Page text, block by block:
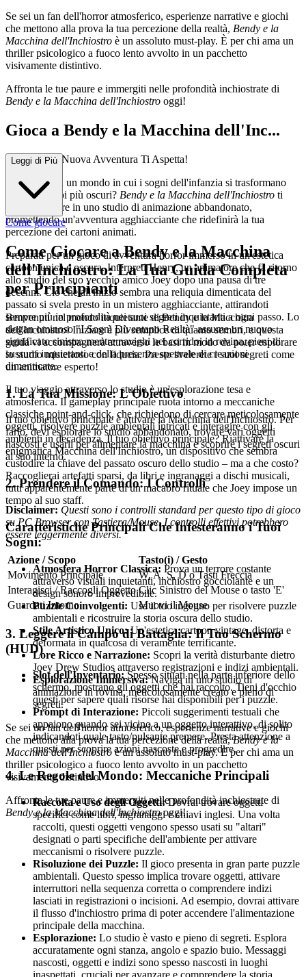
Se sei un fan dell'horror atmosferico, esperienze narrative e giochi
che mettono alla prova la tua percezione della realtà, Bendy e la
Macchina dell'Inchiostro è un assoluto must-play. È per chi ama un
thriller psicologico a fuoco lento avvolto in un pacchetto
visivamente distintivo.
Affronta le tue paure e immergiti nelle profondità inchiostrate di
Bendy e la Macchina dell'Inchiostro oggi!
Gioca a Bendy e la Macchina dell'Inc...
hiostro: Una Nuova Avventura Ti Aspetta!
Osi entrare in un mondo in cui i sogni dell'infanzia si trasformano
nei tuoi incubi più oscuri? Bendy e la Macchina dell'Inchiostro ti
invita a tornare in uno studio di animazione abbandonato,
promettendo un'avventura agghiacciante che ridefinirà la tua
percezione dei cartoni animati.
Preparati per un gioco di avventura horror immerso in un'estetica
cartoon unica e oscura. Interpreti Henry, un animatore che fa ritorno
allo studio del suo vecchio amico Joey dopo una pausa di tre
decenni. Ciò che all'inizio sembra una reliquia dimenticata del
passato si svela presto in un mistero agghiacciante, attirandoti
sempre più in profondità nei suoi segreti inquietanti a ogni passo. Lo
slogan ominoso "I Sogni Diventano Realtà" assume un nuovo
significato sinistro mentre navighi nei corridoi in rovina, pieni di
sussurri inquietanti e della presenza spettrale di creazioni
dimenticate.
Il tuo viaggio attraverso lo studio è un'esplorazione tesa e
atmosferica. Il gameplay principale ruota intorno a meccaniche
classiche point-and-click, che richiedono di cercare meticolosamente
oggetti, risolvere puzzle ambientali intricati e interagire con gli
ambienti in decadenza. Il tuo obiettivo principale? Riattivare la
enigmatica Macchina dell'Inchiostro, un dispositivo che sembra
custodire la chiave del passato oscuro dello studio – ma a che costo?
Raccoglierai artefatti sparsi, da libri e ingranaggi a dischi musicali,
tutti apparentemente parte di un macabro rituale che Joey impose un
tempo al suo staff.
Caratteristiche Principali Che Infesteranno i Tuoi
Sogni:
Atmosfera Horror Classica: Prova un terrore costante
attraverso visuali inquietanti, inchiostro gocciolante e un
design sonoro imprevedibile.
Puzzle Coinvolgenti: Usa il tuo ingegno per risolvere puzzle
ambientali e ricostruire la storia oscura dello studio.
Stile Artistico Unico:Un'estetica cartoon vintage, distorta e
deformata in qualcosa di veramente terrificante.
Lore Ricco e Narrazione: Scopri la verità disturbante dietro
Joey Drew Studios attraverso registrazioni e indizi ambientali.
Esplorazione Immersiva:Naviga in uno studio di
animazione in rovina, meticolosamente creato e pieno di
segreti.
Se sei un fan dell'horror atmosferico, esperienze narrative e giochi
che mettono alla prova la tua percezione della realtà,Bendy e la
Macchina dell'Inchiostroè un assoluto must-play. È per chi ama un
thriller psicologico a fuoco lento avvolto in un pacchetto
visivamente distintivo.
Affronta le tue paure e immergiti nelle profondità inchiostrate di
Bendy e la Macchina dell'Inchiostrooggi!
Leggi di Più
Come giocare
Come Giocare a Bendy e la Macchina
dell'Inchiostro: La Tua Guida Completa
per Principianti
Benvenuti nel mondo inquietante di Bendy e la Macchina
dell'Inchiostro! Iniziare è più semplice di quanto sembri, e questa
guida vi accompagnerà attraverso le basi in modo da poter esplorare
lo studio misterioso con fiducia. Presto svelerete i suoi segreti come
un animatore esperto!
1. La Tua Missione: L'Obiettivo
Il tuo obiettivo principale è attivare la Macchina dell'Inchiostro. Per
farlo, devi esplorare lo studio abbandonato, trovare vari oggetti
nascosti e usarli per alimentare la macchina e scoprire i segreti oscuri
al suo interno.
2. Prendere il Comando: I Controlli
Disclaimer: Questi sono i controlli standard per questo tipo di gioco
su PC Browser con Tastiera/Mouse. I controlli effettivi potrebbero
essere leggermente diversi.
Azione / Scopo
Tasto(i) / Gesto
Movimento Principale
W, A, S, D o Tasti Freccia
Interagisci / Raccogli Oggetto Clic Sinistro del Mouse o tasto 'E'
Guardati Intorno
Muovi il Mouse
3. Leggere il Campo di Battaglia: Il Tuo Schermo
(HUD)
Slot dell'Inventario:Spesso situati nella parte inferiore dello
schermo, mostrano gli oggetti che hai raccolto. Tieni d'occhio
questi per sapere quali risorse hai disponibili per i puzzle.
Prompt di Interazione: Piccoli suggerimenti testuali che
appaiono quando sei vicino a un oggetto interattivo, di solito
indicandoti quale tasto/pulsante premere. Presta attenzione a
questi per scoprire azioni nascoste e progredire.
4. Le Regole del Mondo: Meccaniche Principali
Raccolta e Uso degli Oggetti:Dovrai trovare oggetti
specifici come libri, ingranaggi e chiavi inglesi. Una volta
raccolti, questi oggetti vengono spesso usati su "altari"
designati o parti specifiche dell'ambiente per attivare
meccanismi o risolvere puzzle.
Risoluzione dei Puzzle: Il gioco presenta in gran parte puzzle
ambientali. Questo spesso implica trovare oggetti, attivare
interruttori nella sequenza corretta o comprendere indizi
lasciati in registrazioni o incisioni. Ad esempio, dovrai attivare
il flusso d'inchiostro prima di poter accendere l'alimentazione
principale della macchina.
Esplorazione: Lo studio è vasto e pieno di segreti. Esplora
accuratamente ogni stanza, angolo e spazio buio. Messaggi
nascosti, oggetti e indizi sono spesso nascosti in luoghi
inaspettati, cruciali per avanzare e comprendere la storia.